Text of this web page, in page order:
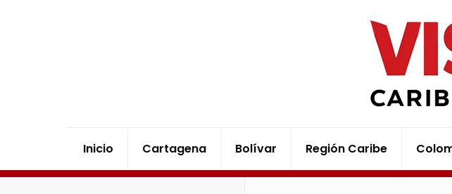
Inicio Cartagena Bolívar Región Caribe